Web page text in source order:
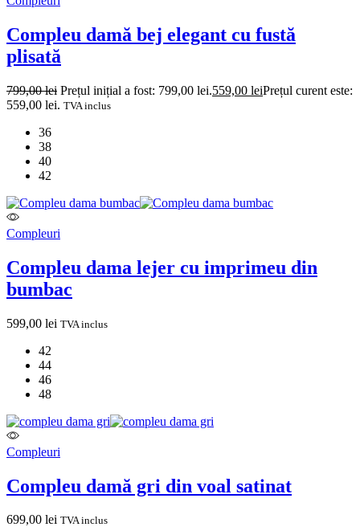
Compleu damă bej elegant cu fustă
plisată
799,00lei Prețul inițial a fost: 799,00 lei.559,00 leiPrețul curent este:
559,00 lei. TVA inclus
36
38
40
42
Compleuri
Compleu dama lejer cu imprimeu din
bumbac
599,00 lei TVA inclus
42
44
46
48
Compleuri
Compleu damă gri din voal satinat
699,00 lei TVA inclus